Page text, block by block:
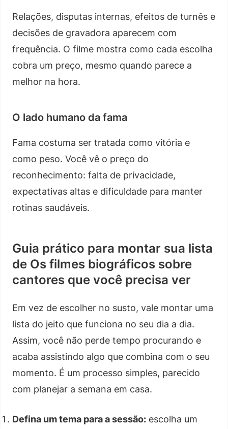
Relações, disputas internas, efeitos de turnês e
decisões de gravadora aparecem com
frequência. O filme mostra como cada escolha
cobra um preço, mesmo quando parece a
melhor na hora.
O lado humano da fama
Fama costuma ser tratada como vitória e
como peso. Você vê o preço do
reconhecimento: falta de privacidade,
expectativas altas e dificuldade para manter
rotinas saudáveis.
Guia prático para montar sua lista
de Os filmes biográficos sobre
cantores que você precisa ver
Em vez de escolher no susto, vale montar uma
lista do jeito que funciona no seu dia a dia.
Assim, você não perde tempo procurando e
acaba assistindo algo que combina com o seu
momento. É um processo simples, parecido
com planejar a semana em casa.
Defina um tema para a sessão: escolha um